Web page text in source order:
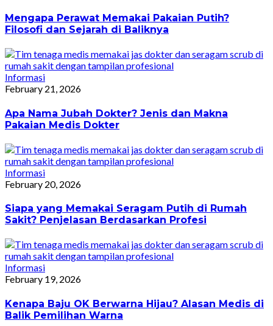
Mengapa Perawat Memakai Pakaian Putih?
Filosofi dan Sejarah di Baliknya
Informasi
February 21, 2026
Apa Nama Jubah Dokter? Jenis dan Makna
Pakaian Medis Dokter
Informasi
February 20, 2026
Siapa yang Memakai Seragam Putih di Rumah
Sakit? Penjelasan Berdasarkan Profesi
Informasi
February 19, 2026
Kenapa Baju OK Berwarna Hijau? Alasan Medis di
Balik Pemilihan Warna